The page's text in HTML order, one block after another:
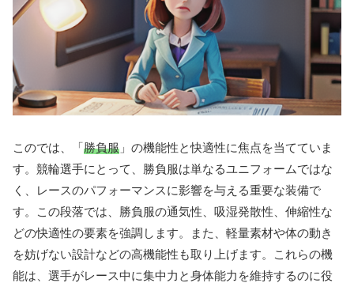
このでは、「勝負服 」の機能性と快適性に焦点を当てていま
す。競輪選手にとって、勝負服は単なるユニフォームではな
く、レースのパフォーマンスに影響を与える重要な装備で
す。この段落では、勝負服の通気性、吸湿発散性、伸縮性な
どの快適性の要素を強調します。また、軽量素材や体の動き
を妨げない設計などの高機能性も取り上げます。これらの機
能は、選手がレース中に集中力と身体能力を維持するのに役